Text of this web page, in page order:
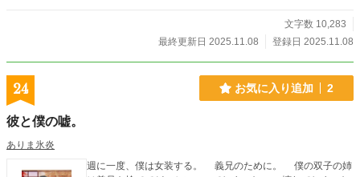
文字数 10,283
最終更新日 2025.11.08
登録日 2025.11.08
24 お気に入り追加 2
彼と僕の嘘。
ありま氷炎
週に一度、僕は女装する。 義兄のために。 僕の双子の姉